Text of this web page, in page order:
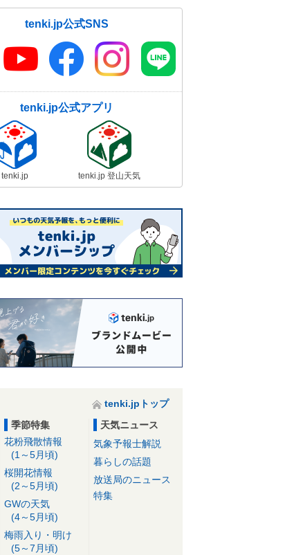
tenki.jp公式SNS
tenki.jp公式アプリ
tenki.jp tenki.jp 登山天気
tenki.jpトップ
季節特集
花粉飛散情報
(1～5月頃)
桜開花情報
(2～5月頃)
GWの天気
(4～5月頃)
梅雨入り・明け
(5～7月頃)
天気ニュース
気象予報士解説
暮らしの話題
放送局のニュース
特集